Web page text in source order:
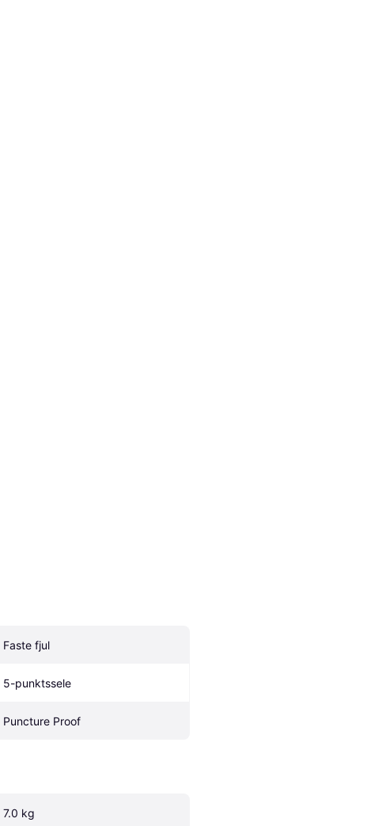
Faste fjul
5-punktssele
Puncture Proof
7.0 kg